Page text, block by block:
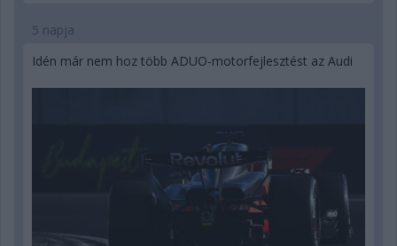
5 napja
Idén már nem hoz több ADUO-motorfejlesztést az Audi